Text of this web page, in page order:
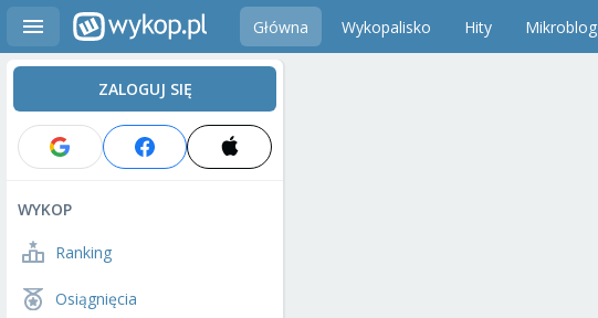
Główna Wykopalisko Hity Mikroblog
ZALOGUJ SIĘ
WYKOP
Ranking
Osiągnięcia